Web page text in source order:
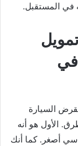
في المستقبل.
السيارة
الأول هو أنه
أصغر. كما أنك